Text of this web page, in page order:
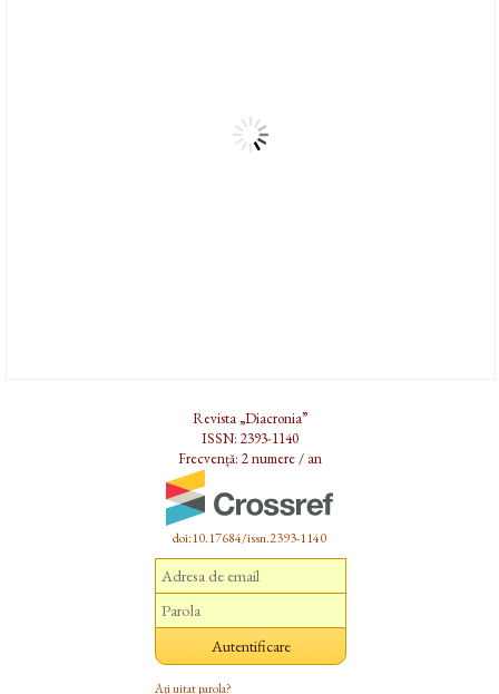
Revista „Diacronia”
ISSN: 2393-1140
Frecvență: 2 numere / an
doi:10.17684/issn.2393-1140
Ați uitat parola?